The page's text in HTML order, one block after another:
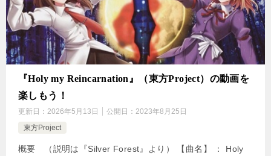
『Holy my Reincarnation』（東方Project）の動画を
楽しもう！
更新日： 2026年5月13日 公開日： 2023年8月25日
東方Project
概要 （説明は『Silver Forest』より） 【曲名】 ： Holy